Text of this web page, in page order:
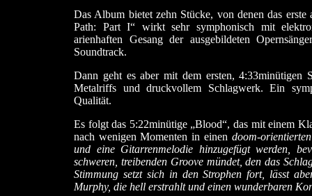
Das Album bietet zehn Stücke, von denen das
Path: Part I“ wirkt sehr symphonisch mit
arienhaften Gesang der ausgebildeten
Soundtrack.
Dann geht es aber mit dem ersten,
Metalriffs und druckvollem Schlagwerk. Ein
Qualität.
Es folgt das 5:22minütige „Blood“, das mit einem
nach wenigen Momenten in einen doom-
und eine Gitarrenmelodie hinzugefügt werden,
schweren, treibenden Groove mündet, den das
Stimmung setzt sich in den Strophen fort, lässt
Murphy, die hell erstrahlt und einen wunderbaren